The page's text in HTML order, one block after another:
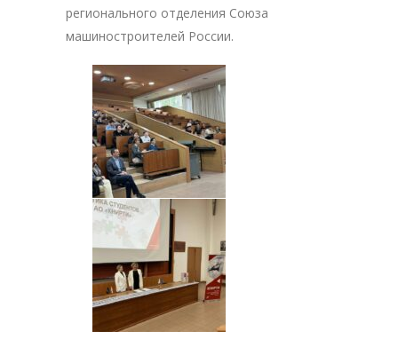
регионального отделения Союза
машиностроителей России.